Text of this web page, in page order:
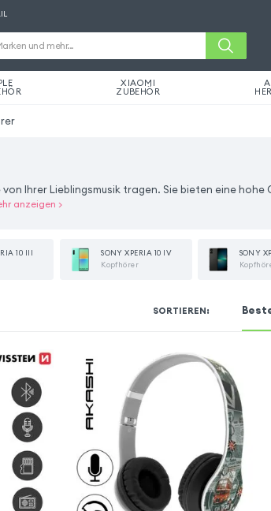
XIAOMI
ZUBEHÖR
Ihrer Lieblingsmusik tragen. Sie bieten eine
anzeigen >
10 III
SONY XPERIA 10 IV
Kopfhörer
SONY
SORTIEREN: